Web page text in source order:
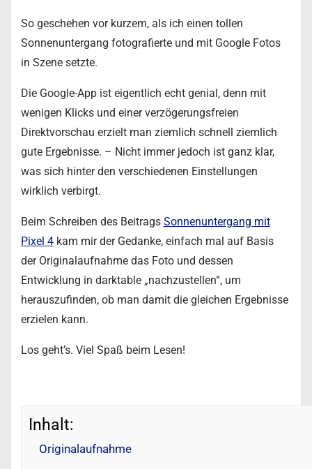
So geschehen vor kurzem, als ich einen tollen
Sonnenuntergang fotografierte und mit Google Fotos
in Szene setzte.
Die Google-App ist eigentlich echt genial, denn mit
wenigen Klicks und einer verzögerungsfreien
Direktvorschau erzielt man ziemlich schnell ziemlich
gute Ergebnisse. – Nicht immer jedoch ist ganz klar,
was sich hinter den verschiedenen Einstellungen
wirklich verbirgt.
Beim Schreiben des Beitrags Sonnenuntergang mit
Pixel 4kam mir der Gedanke, einfach mal auf Basis
der Originalaufnahme das Foto und dessen
Entwicklung in darktable „nachzustellen“, um
herauszufinden, ob man damit die gleichen Ergebnisse
erzielen kann.
Los geht’s. Viel Spaß beim Lesen!
Inhalt:
Originalaufnahme